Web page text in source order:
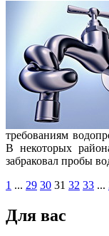
требованиям
В некоторых
забраковал пробы
1 ... 29 30 31 32 33 ...
Для вас